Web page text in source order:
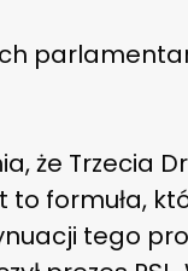
że Trzecia
to formuła,
tego